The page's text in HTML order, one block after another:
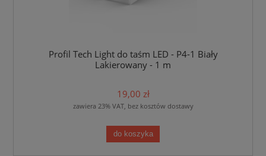
Profil Tech Light do taśm LED - P4-1 Biały
Lakierowany - 1 m
19,00 zł
zawiera 23% VAT, bez kosztów dostawy
do koszyka